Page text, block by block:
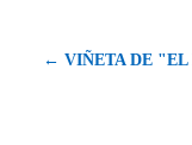
← VIÑETA DE "EL